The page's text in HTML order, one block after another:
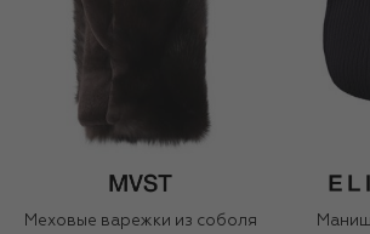
Меховые варежки из соболя